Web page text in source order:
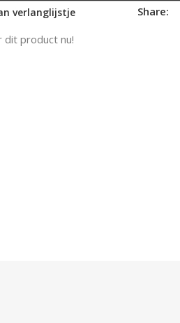
verlanglijstje Share:
dit product nu!